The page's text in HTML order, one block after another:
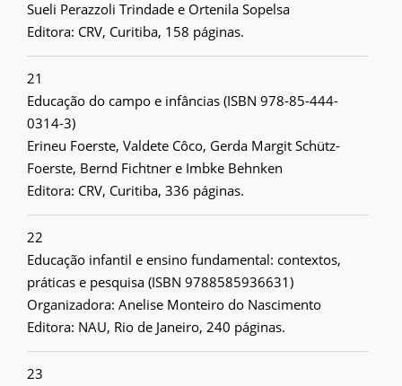
Sueli Perazzoli Trindade e Ortenila Sopelsa
Editora: CRV, Curitiba, 158 páginas.
21
Educação do campo e infâncias (ISBN 978-85-444-
0314-3)
Erineu Foerste, Valdete Côco, Gerda Margit Schütz-
Foerste, Bernd Fichtner e Imbke Behnken
Editora: CRV, Curitiba, 336 páginas.
22
Educação infantil e ensino fundamental: contextos,
práticas e pesquisa (ISBN 9788585936631)
Organizadora: Anelise Monteiro do Nascimento
Editora: NAU, Rio de Janeiro, 240 páginas.
23